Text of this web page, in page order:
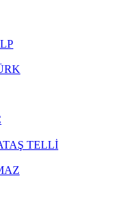
TELLİ